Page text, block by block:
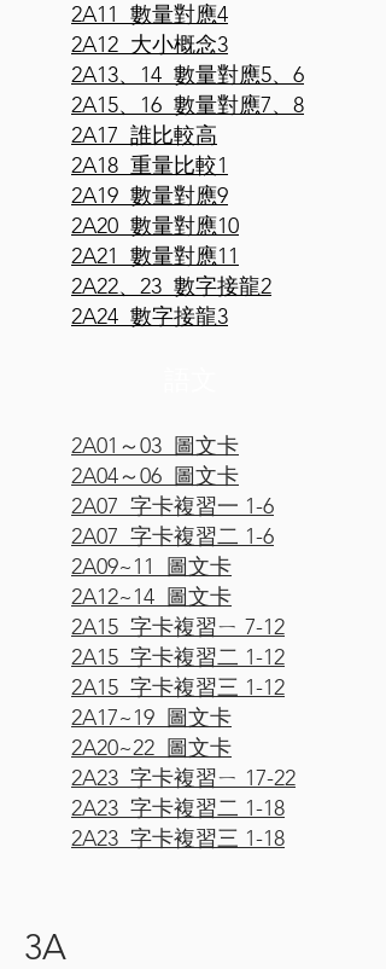
2A11 數量對應4
2A12 大小概念3
2A13、14 數量對應5、6
2A15、16 數量對應7、8
2A17 誰比較高
2A18 重量比較1
2A19 數量對應9
2A20 數量對應10
2A21 數量對應11
2A22、23 數字接龍2
2A24 數字接龍3
2A01～03 圖文卡
2A04～06 圖文卡
2A07 字卡複習一 1-6
2A07 字卡複習二 1-6
2A09~11 圖文卡
2A12~14 圖文卡
2A15 字卡複習ㄧ 7-12
2A15 字卡複習二 1-12
2A15 字卡複習三 1-12
2A17~19 圖文卡
2A20~22 圖文卡
2A23 字卡複習ㄧ 17-22
2A23 字卡複習二 1-18
2A23 字卡複習三 1-18
3A